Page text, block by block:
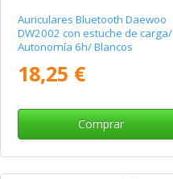
Auriculares Bluetooth Daewoo
DW2002 con estuche de carga/
Autonomía 6h/ Blancos
18,25 €
Comprar